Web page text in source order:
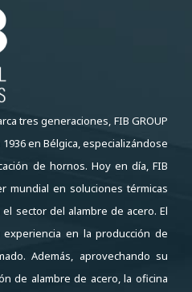
tres generaciones, FIB GROUP
en Bélgica, especializándose
de hornos. Hoy en día, FIB
mundial en soluciones térmicas
sector del alambre de acero. El
en la producción de
Además, aprovechando su
de alambre de acero, la oficina